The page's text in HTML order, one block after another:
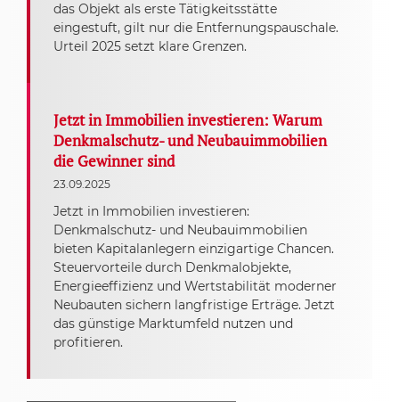
das Objekt als erste Tätigkeitsstätte
eingestuft, gilt nur die Entfernungspauschale.
Urteil 2025 setzt klare Grenzen.
Jetzt in Immobilien investieren: Warum
Denkmalschutz- und Neubauimmobilien
die Gewinner sind
23.09.2025
Jetzt in Immobilien investieren:
Denkmalschutz- und Neubauimmobilien
bieten Kapitalanlegern einzigartige Chancen.
Steuervorteile durch Denkmalobjekte,
Energieeffizienz und Wertstabilität moderner
Neubauten sichern langfristige Erträge. Jetzt
das günstige Marktumfeld nutzen und
profitieren.